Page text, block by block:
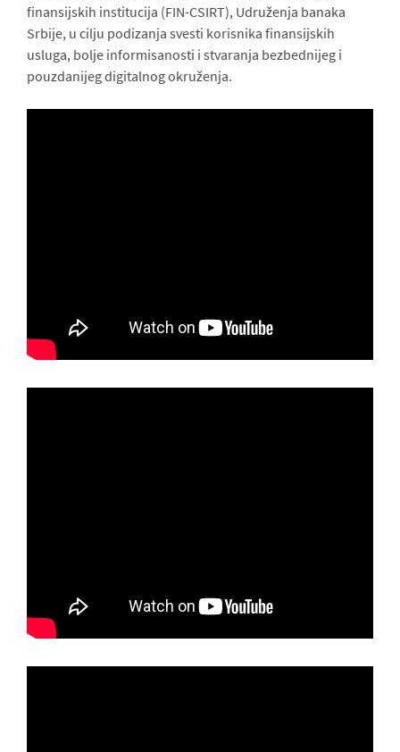
finansijskih institucija (FIN-CSIRT), Udruženja banaka
Srbije, u cilju podizanja svesti korisnika finansijskih
usluga, bolje informisanosti i stvaranja bezbednijeg i
pouzdanijeg digitalnog okruženja.